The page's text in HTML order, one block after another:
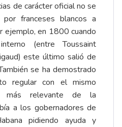
de carácter oficial no se
franceses blancos a
ejemplo, en 1800 cuando
(entre Toussaint
este último salió de
se ha demostrado
regular con el mismo
más relevante de la
a los gobernadores de
pidiendo ayuda y